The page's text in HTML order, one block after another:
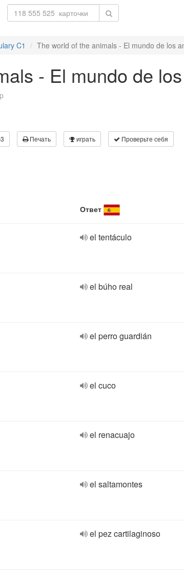
C1 The world of the animals - El mundo de los
- El mundo de
Печать играть Проверьте себя
Ответ
el tentáculo
el búho real
el perro guardián
el cuco
el renacuajo
el saltamontes
el pez cartilaginoso